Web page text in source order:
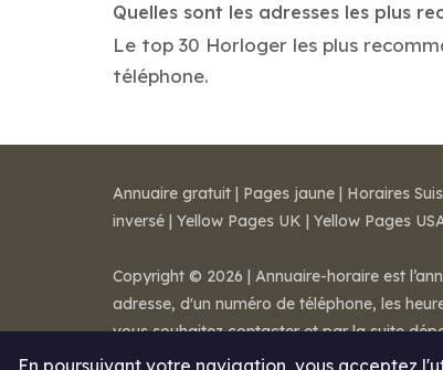
Quelles sont les adresses les plus
Le top 30 Horloger les plus
téléphone.
En poursuivant votre navigation, vous acceptez
Annuaire gratuit | Pages jaune | Horaires
inversé | Yellow Pages UK | Yellow Pages
Copyright © 2026 | Annuaire-horaire est
adresse, d'un numéro de téléphone, les
vous souhaitez contacter et par la suite
Mentions légales-Conditions de ventes-